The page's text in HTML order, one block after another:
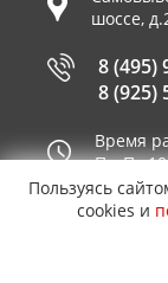
шоссе,
8 (495)
8 (925)
Время
Пн-Пт
Принимаем к
Пользуясь
cookies и